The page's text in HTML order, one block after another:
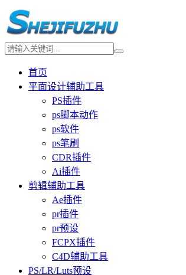
首页
平面设计辅助工具
PS插件
ps脚本动作
ps软件
ps笔刷
CDR插件
Ai插件
剪辑辅助工具
Ae插件
pr插件
pr预设
FCPX插件
C4D辅助工具
PS/LR/Luts预设